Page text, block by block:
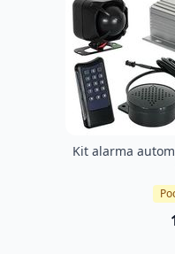
Kit alarma